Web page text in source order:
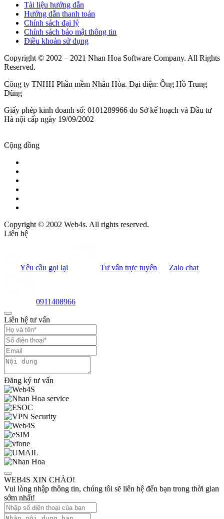
Tài liệu hướng dẫn
Hướng dẫn thanh toán
Chính sách đại lý
Chính sách bảo mật thông tin
Điều khoản sử dụng
Copyright © 2002 – 2021 Nhan Hoa Software Company. All Rights
Reserved.
Công ty TNHH Phần mềm Nhân Hòa. Đại diện: Ông Hồ Trung
Dũng
Giấy phép kinh doanh số: 0101289966 do Sở kế hoạch và Đầu tư
Hà nội cấp ngày 19/09/2002
Cộng đồng
Copyright © 2002 Web4s. All rights reserved.
Liên hệ
Yêu cầu gọi lại Tư vấn trực tuyến Zalo chat
0911408966
Liên hệ tư vấn
Đăng ký tư vấn
WEB4S XIN CHÀO!
Vui lòng nhập thông tin, chúng tôi sẽ liên hệ đến bạn trong thời gian
sớm nhất!